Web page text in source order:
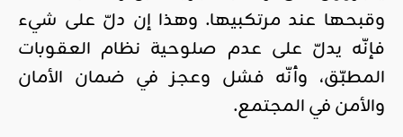
وقبحها عند مرتكبيها. وهذا إن دلّ على شيء
فإنّه يدلّ على عدم صلوحية نظام العقوبات
المطبّق، وأنّه فشل وعجز في ضمان الأمان
والأمن في المجتمع.